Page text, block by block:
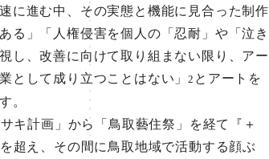
進む中、その実態と機能に見合った制作
る」「人権侵害を個人の「忍耐」や「泣き
し、改善に向けて取り組まない限り、アー
として成り立つことはない」2 とアートを
。
計画」から「鳥取藝住祭」を経て『＋
超え、その間に鳥取地域で活動する顔ぶ